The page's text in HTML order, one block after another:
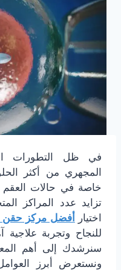
في ظل التطورات
المجهري من أكثر
خاصة في حالات العقم
تزايد عدد المراكز
اختيار
أفضل مركز
للنجاح وتجربة
سنرشدك إلى أهم
ونستعرض أبرز